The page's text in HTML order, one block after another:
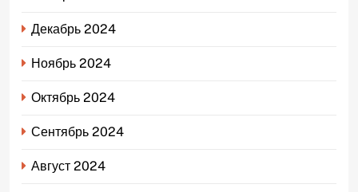
Декабрь 2024
Ноябрь 2024
Октябрь 2024
Сентябрь 2024
Август 2024